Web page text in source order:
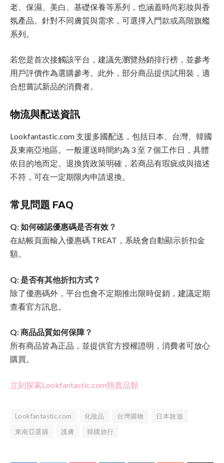
老、保濕、美白、基礎保養等系列，也涵蓋時尚彩妝與香
氛產品。針對不同膚質與需求，可選擇入門款或高階旗艦
系列。
若您是首次接觸該平台，建議先瀏覽熱銷排行榜，並參考
用戶評價作為選購參考。此外，部分商品提供試用裝，適
合想嘗試新品的消費者。
物流與配送資訊
Lookfantastic.com 支援多國配送，包括日本、台灣、韓國
及東南亞地區。一般運送時間約為 3 至 7 個工作日，具體
依目的地而定。退換貨政策明確，若商品有瑕疵或與描述
不符，可在一定期限內申請退換。
常見問題 FAQ
Q: 如何確認優惠碼是否有效？
在結帳頁面輸入優惠碼 TREAT，系統會自動顯示折扣金
額。
Q: 是否有其他折扣方式？
除了優惠碼外，平台也會不定期推出限時促銷，建議定期
查看官方訊息。
Q: 商品品質如何保障？
所有商品皆為正品，並提供官方授權證明，消費者可放心
購買。
立刻探索Lookfantastic.com熱賣品類
Lookfantastic.com 化妝品 台灣購物
日本旅遊
東南亞選購
護膚 韓國旅行